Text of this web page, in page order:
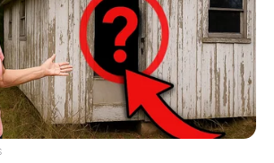
dengan mudah kamu temukan di Indonesia
kue lapis memang menjadi makanan
atau selama bulan suci Ramadhan.
karena proses pembuatannya memang